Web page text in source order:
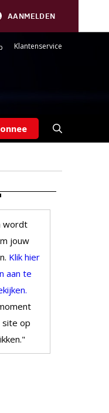
AANMELDEN
Klantenservice
wordt
jouw
Klik hier
aan te
site op